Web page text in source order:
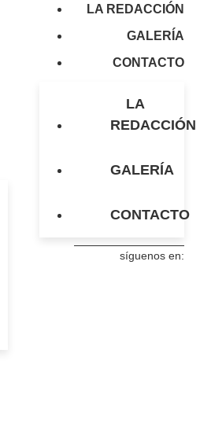
LA REDACCIÓN
GALERÍA
CONTACTO
LA
REDACCIÓN
GALERÍA
CONTACTO
síguenos en: